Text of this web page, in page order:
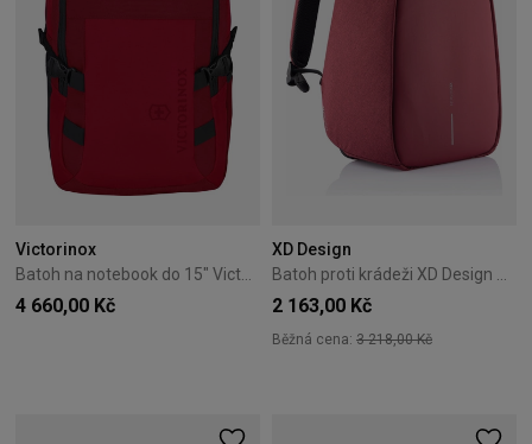
Victorinox
4 660,00 Kč
XD Design
2 163,00 Kč
Běžná cena: 3 218,00 Kč